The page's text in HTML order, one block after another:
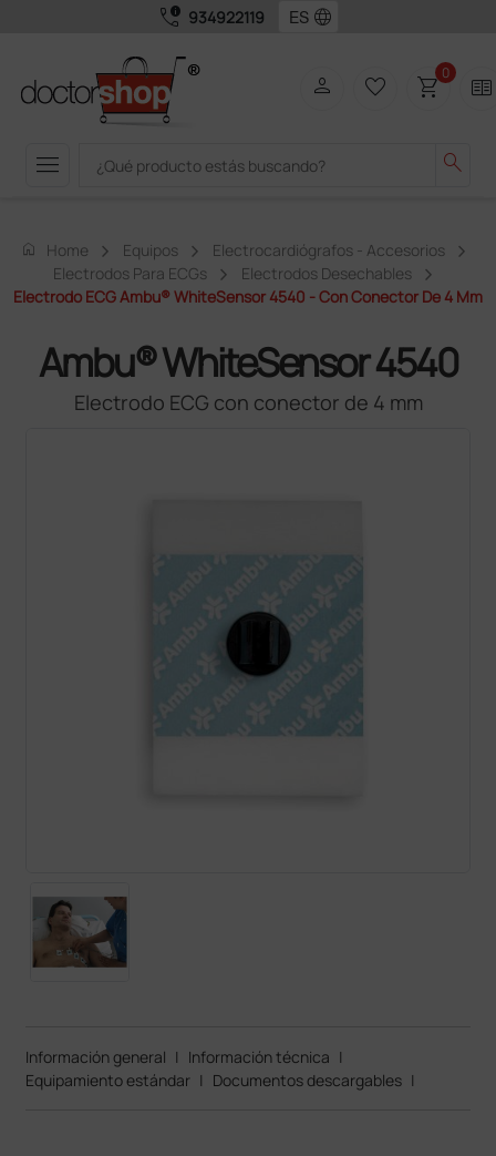
call_quality 934922119 language
menu search
person favorite_border shopping_cart0 two_pager
home Home Equipos
Electrocardiógrafos - Accesorios
Electrodos Para ECGs
Electrodos Desechables
Electrodo ECG Ambu® WhiteSensor 4540 - Con Conector De 4 Mm
Ambu® WhiteSensor 4540
Electrodo ECG con conector de 4 mm
Información general | Información técnica |
Equipamiento estándar | Documentos descargables |